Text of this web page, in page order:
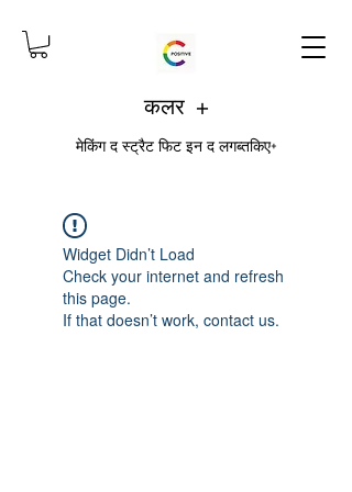
कलर +
मेकिंग द स्ट्रैट फिट इन द लगब्तकिए+
Widget Didn’t Load
Check your internet and refresh
this page.
If that doesn’t work, contact us.